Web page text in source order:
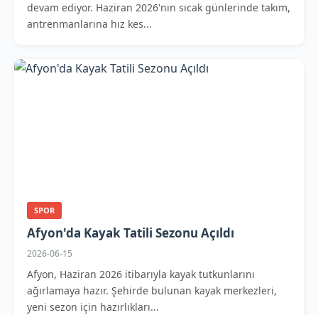
devam ediyor. Haziran 2026'nın sıcak günlerinde takım,
antrenmanlarına hız kes...
SPOR
Afyon'da Kayak Tatili Sezonu Açıldı
2026-06-15
Afyon, Haziran 2026 itibarıyla kayak tutkunlarını
ağırlamaya hazır. Şehirde bulunan kayak merkezleri,
yeni sezon için hazırlıkları...